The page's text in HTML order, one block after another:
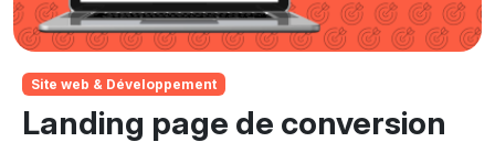
Site web & Développement
Landing page de conversion